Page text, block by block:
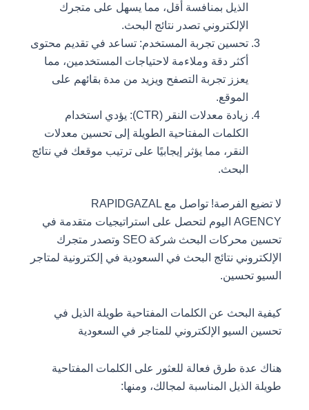
الذيل بمنافسة أقل، مما يسهل على متجرك
الإلكتروني تصدر نتائج البحث.
تحسين تجربة المستخدم: تساعد في تقديم محتوى
أكثر دقة وملاءمة لاحتياجات المستخدمين، مما
يعزز تجربة التصفح ويزيد من مدة بقائهم على
الموقع.
زيادة معدلات النقر (CTR): يؤدي استخدام
الكلمات المفتاحية الطويلة إلى تحسين معدلات
النقر، مما يؤثر إيجابيًا على ترتيب موقعك في نتائج
البحث.
لا تضيع الفرصة! تواصل مع RAPIDGAZAL
AGENCY اليوم لتحصل على استراتيجيات متقدمة في
تحسين محركات البحث شركة SEO وتصدر متجرك
الإلكتروني نتائج البحث في السعودية في إلكترونية لمتاجر
السيو تحسين.
كيفية البحث عن الكلمات المفتاحية طويلة الذيل في
تحسين السيو الإلكتروني للمتاجر في السعودية
هناك عدة طرق فعالة للعثور على الكلمات المفتاحية
طويلة الذيل المناسبة لمجالك، ومنها: